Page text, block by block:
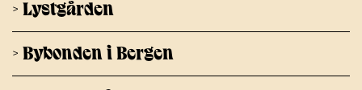
> Lystgården
> Bybonden i Bergen